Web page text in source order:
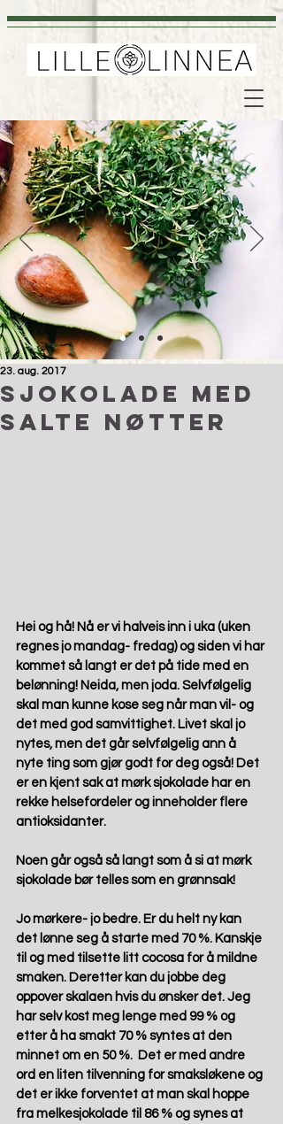
Sjokolade med
salte nøtter
23. aug. 2017
Hei og hå! Nå er vi halveis inn i uka (uken
regnes jo mandag- fredag) og siden vi har
kommet så langt er det på tide med en
belønning! Neida, men joda. Selvfølgelig
skal man kunne kose seg når man vil- og
det med god samvittighet. Livet skal jo
nytes, men det går selvfølgelig ann å
nyte ting som gjør godt for deg også! Det
er en kjent sak at mørk sjokolade har en
rekke helsefordeler og inneholder flere
antioksidanter.
Noen går også så langt som å si at mørk
sjokolade bør telles som en grønnsak!
Jo mørkere- jo bedre. Er du helt ny kan
det lønne seg å starte med 70 %. Kanskje
til og med tilsette litt cocosa for å mildne
smaken. Deretter kan du jobbe deg
oppover skalaen hvis du ønsker det. Jeg
har selv kost meg lenge med 99 % og
etter å ha smakt 70 % syntes at den
minnet om en 50 %.  Det er med andre
ord en liten tilvenning for smaksløkene og
det er ikke forventet at man skal hoppe
fra melkesjokolade til 86 % og synes at